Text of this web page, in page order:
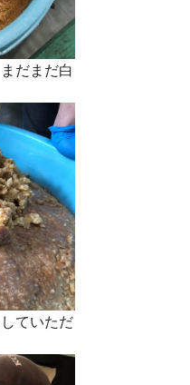
だまだ白
ていただ